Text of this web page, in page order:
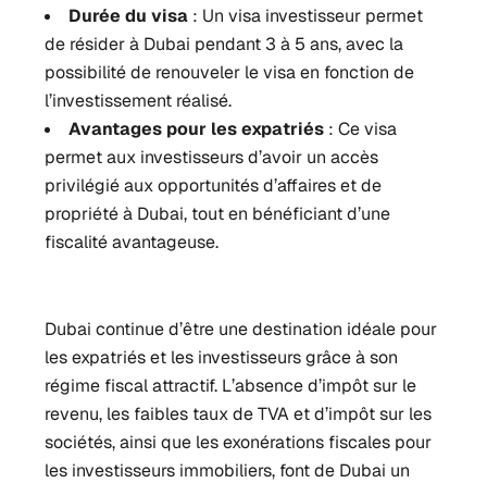
Durée du visa : Un visa investisseur permet
de résider à Dubai pendant 3 à 5 ans, avec la
possibilité de renouveler le visa en fonction de
l’investissement réalisé.
Avantages pour les expatriés : Ce visa
permet aux investisseurs d’avoir un accès
privilégié aux opportunités d’affaires et de
propriété à Dubai, tout en bénéficiant d’une
fiscalité avantageuse.
Dubai continue d’être une destination idéale pour
les expatriés et les investisseurs grâce à son
régime fiscal attractif. L’absence d’impôt sur le
revenu, les faibles taux de TVA et d’impôt sur les
sociétés, ainsi que les exonérations fiscales pour
les investisseurs immobiliers, font de Dubai un